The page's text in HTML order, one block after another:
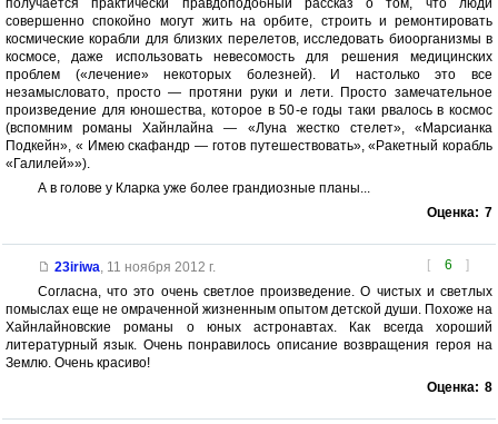
получается практически правдоподобный рассказ о том, что люди
совершенно спокойно могут жить на орбите, строить и ремонтировать
космические корабли для близких перелетов, исследовать биоорганизмы в
космосе, даже использовать невесомость для решения медицинских
проблем («лечение» некоторых болезней). И настолько это все
незамысловато, просто — протяни руки и лети. Просто замечательное
произведение для юношества, которое в 50-е годы таки рвалось в космос
(вспомним романы Хайнлайна — «Луна жестко стелет», «Марсианка
Подкейн», « Имею скафандр — готов путешествовать», «Ракетный корабль
«Галилей»»).
А в голове у Кларка уже более грандиозные планы...
Оценка: 7
[ 6 ]
23iriwa, 11 ноября 2012 г.
Согласна, что это очень светлое произведение. О чистых и светлых
помыслах еще не омраченной жизненным опытом детской души. Похоже на
Хайнлайновские романы о юных астронавтах. Как всегда хороший
литературный язык. Очень понравилось описание возвращения героя на
Землю. Очень красиво!
Оценка: 8